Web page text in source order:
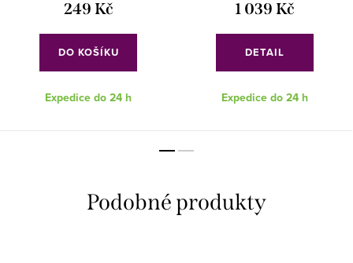
249 Kč
DO KOŠÍKU
Expedice do 24 h
1 039 Kč
DETAIL
Expedice do 24 h